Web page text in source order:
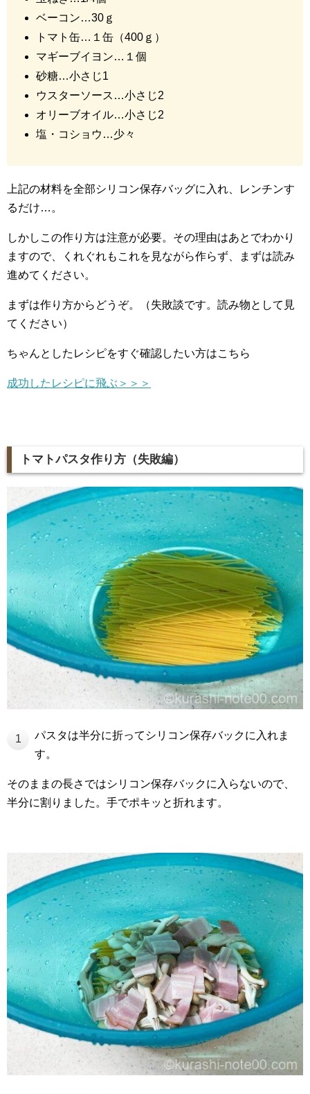
ベーコン…30ｇ
トマト缶…１缶（400ｇ）
マギーブイヨン…１個
砂糖…小さじ1
ウスターソース…小さじ2
オリーブオイル…小さじ2
塩・コショウ…少々
上記の材料を全部シリコン保存バッグに入れ、レンチンす
るだけ…。
しかしこの作り方は注意が必要。その理由はあとでわかり
ますので、くれぐれもこれを見ながら作らず、まずは読み
進めてください。
まずは作り方からどうぞ。（失敗談です。読み物として見
てください）
ちゃんとしたレシピをすぐ確認したい方はこちら
成功したレシピに飛ぶ＞＞＞
トマトパスタ作り方（失敗編）
1
パスタは半分に折ってシリコン保存バックに入れま
す。
そのままの長さではシリコン保存バックに入らないので、
半分に割りました。手でポキッと折れます。